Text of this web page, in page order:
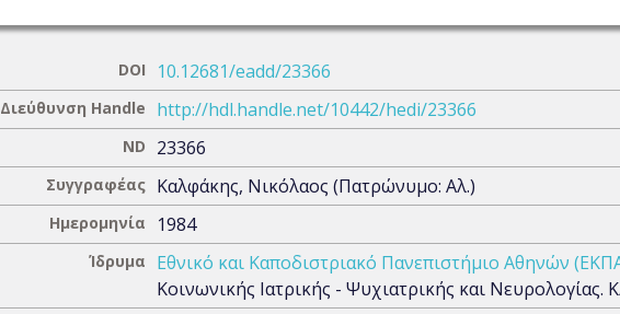
DOI 10.12681/eadd/23366
Διεύθυνση Handle http://hdl.handle.net/10442/hedi/23366
ND 23366
Συγγραφέας Καλφάκης, Νικόλαος (Πατρώνυμο: Αλ.)
Ημερομηνία 1984
Ίδρυμα Εθνικό και Καποδιστριακό Πανεπιστήμιο Αθηνών
Κοινωνικής Ιατρικής - Ψυχιατρικής και